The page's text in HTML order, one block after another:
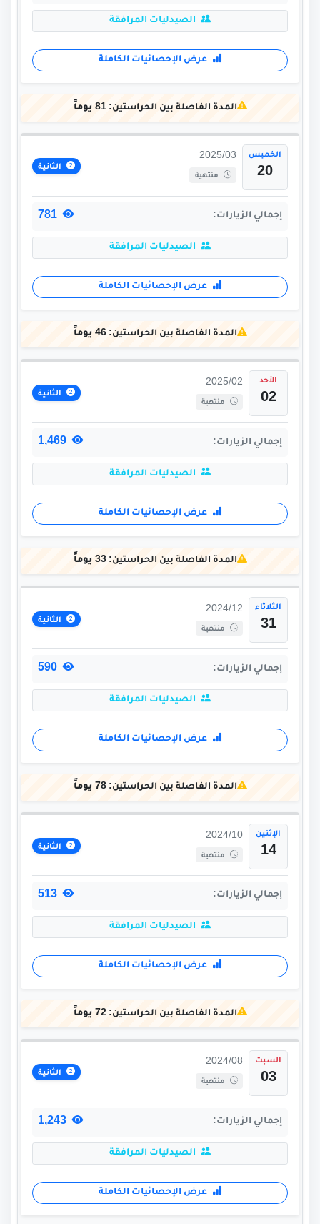
الصيدليات المرافقة
عرض الإحصائيات الكاملة
المدة الفاصلة بين الحراستين:81 يوماً
الخميس
20
2025/03
منتهية
الثانية
إجمالي الزيارات:
الصيدليات المرافقة
عرض الإحصائيات الكاملة
المدة الفاصلة بين الحراستين:46 يوماً
الأحد
02
2025/02
منتهية
الثانية
إجمالي الزيارات:
الصيدليات المرافقة
عرض الإحصائيات الكاملة
المدة الفاصلة بين الحراستين:33 يوماً
الثلاثاء
31
2024/12
منتهية
الثانية
إجمالي الزيارات:
الصيدليات المرافقة
عرض الإحصائيات الكاملة
المدة الفاصلة بين الحراستين:78 يوماً
الإثنين
14
2024/10
منتهية
الثانية
إجمالي الزيارات:
الصيدليات المرافقة
عرض الإحصائيات الكاملة
المدة الفاصلة بين الحراستين:72 يوماً
السبت
03
2024/08
منتهية
الثانية
إجمالي الزيارات:
الصيدليات المرافقة
عرض الإحصائيات الكاملة